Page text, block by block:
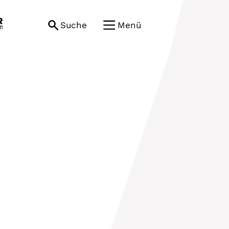
Suche Menü